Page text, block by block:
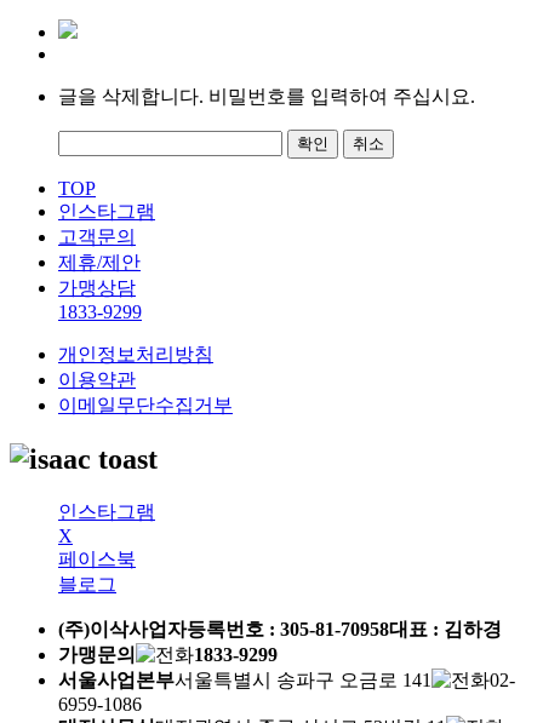
글을 삭제합니다. 비밀번호를 입력하여 주십시요.
TOP
인스타그램
고객문의
제휴/제안
가맹상담
1833-9299
개인정보처리방침
이용약관
이메일무단수집거부
인스타그램
X
페이스북
블로그
(주)이삭사업자등록번호 : 305-81-70958대표 : 김하경
가맹문의
1833-9299
서울사업본부서울특별시 송파구 오금로 141
02-
6959-1086